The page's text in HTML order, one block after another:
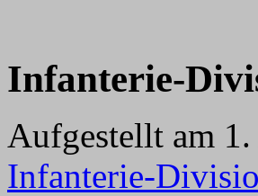
Infanterie-
Aufgestellt am
Infanterie-